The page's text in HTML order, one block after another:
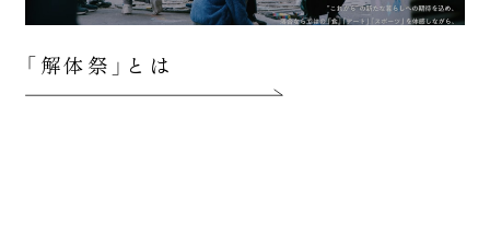
「解体祭」とは